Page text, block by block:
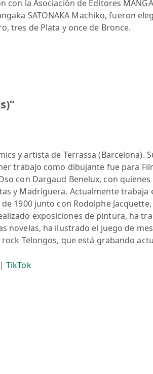
con la Asociación de Editores
SATONAKA Machiko, fueron
tres de Plata y once de Bronce.
y artista de Terrassa (Barcelona).
trabajo como dibujante fue para
con Dargaud Benelux, con
y Madriguera. Actualmente trabaja
1900 junto con Rodolphe
exposiciones de pintura, ha
novelas, ha ilustrado el juego de
Telongos, que está grabando
|TikTok